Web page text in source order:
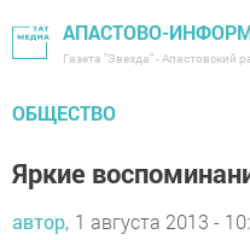
АПАСТОВО-
Газета "Звезда" - Апастовский
ОБЩЕСТВО
Яркие
автор, 1 августа 2013 -